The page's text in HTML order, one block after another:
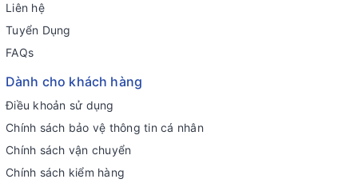
Liên hệ
Tuyển Dụng
FAQs
Dành cho khách hàng
Điều khoản sử dụng
Chính sách bảo vệ thông tin cá nhân
Chính sách vận chuyển
Chính sách kiểm hàng